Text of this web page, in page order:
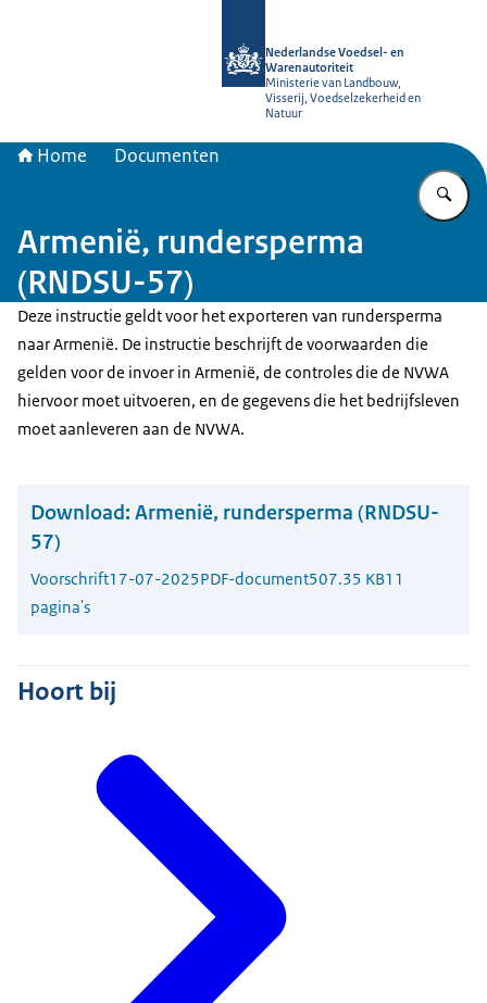
Nederlandse Voedsel- en
Warenautoriteit
Ministerie van Landbouw,
Visserij, Voedselzekerheid en
Natuur
Home Documenten
Armenië, rundersperma
(RNDSU-57)
Deze instructie geldt voor het exporteren van rundersperma
naar Armenië. De instructie beschrijft de voorwaarden die
gelden voor de invoer in Armenië, de controles die de NVWA
hiervoor moet uitvoeren, en de gegevens die het bedrijfsleven
moet aanleveren aan de NVWA.
Download: Armenië, rundersperma (RNDSU-
57)
Voorschrift17-07-2025PDF-document507.35 KB11
pagina's
Hoort bij